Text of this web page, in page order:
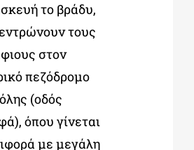
το βράδυ,
τους
στον
πεζόδρομο
(οδός
όπου γίνεται
με μεγάλη